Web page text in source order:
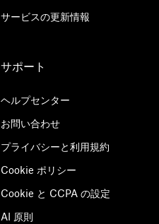
サービスの更新情報
サポート
ヘルプセンター
お問い合わせ
プライバシーと利用規約
Cookie ポリシー
Cookie と CCPA の設定
AI 原則